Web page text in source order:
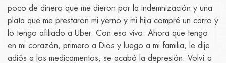
poco de dinero que me dieron por la indemnización y una
plata que me prestaron mi yerno y mi hija compré un carro y
lo tengo afiliado a Uber. Con eso vivo. Ahora que tengo
en mi corazón, primero a Dios y luego a mi familia, le dije
adiós a los medicamentos, se acabó la depresión. Volví a